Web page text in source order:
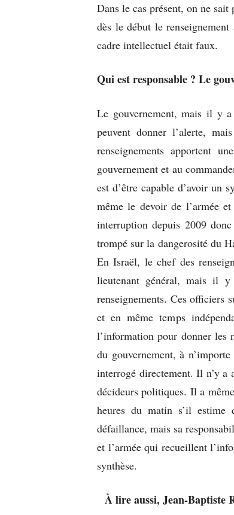
Dans le cas présent, on ne
dès le début le
cadre intellectuel était faux.
Qui est responsable ? Le
Le gouvernement, mais il y a
peuvent donner l’alerte,
renseignements apportent
gouvernement et au
est d’être capable d’avoir un
même le devoir de l’armée
interruption depuis 2009
trompé sur la dangerosité du
En Israël, le chef des
lieutenant général, mais il
renseignements. Ces officiers
et en même temps
l’information pour donner les
du gouvernement, à
interrogé directement. Il n’y a
décideurs politiques. Il a
heures du matin s’il
défaillance, mais sa
et l’armée qui recueillent
synthèse.
À lire aussi, Jean-Baptiste